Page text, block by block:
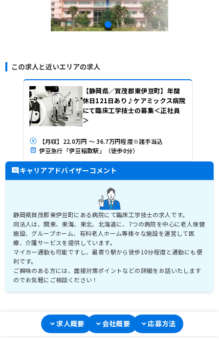
この求人と近いエリアの求人
【静岡県／賀茂郡東伊豆町】年間
休日121日あり♪ケアミックス病院
にて臨床工学技士の募集＜正社員
＞
【月収】22.0万円 ～ 36.7万円程度※諸手当込
伊豆急行「伊豆稲取駅」（徒歩0分）
キャリアアドバイザーコメント
静岡県賀茂郡東伊豆町にある病院にて臨床工学技士の求人です。
同法人は、関東、東海、東北、北海道に、7つの病院を中心に老人保健
施設、グループホーム、有料老人ホーム等様々な施設を運営して医
療、介護サービスを提供しています。
マイカー通勤も可能ですし、最寄り駅から徒歩10分程度と通勤にも便
利です。
ご興味のある方には、面接対策ポイントなどの詳細をお話いたします
のでお気軽にご相談ください！
求人概要 会社概要 応募方法